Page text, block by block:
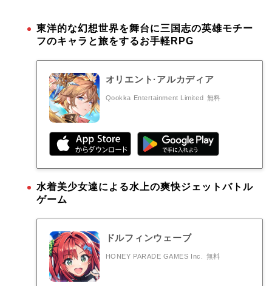
東洋的な幻想世界を舞台に三国志の英雄モチー
フのキャラと旅をするお手軽RPG
オリエント·アルカディア
Qookka Entertainment Limited 無料
水着美少女達による水上の爽快ジェットバトル
ゲーム
ドルフィンウェーブ
HONEY PARADE GAMES Inc. 無料